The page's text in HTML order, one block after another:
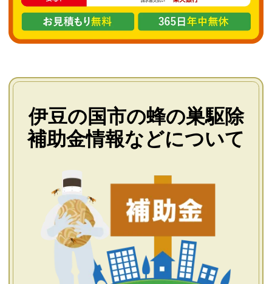
伊豆の国市の蜂の巣駆除
補助金情報などについて